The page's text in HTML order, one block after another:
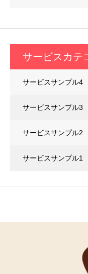
サービスカテ
サービスサンプル4
サービスサンプル3
サービスサンプル2
サービスサンプル1